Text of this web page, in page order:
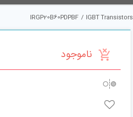
IGBT Transistors
/
IRGP20B60PDPBF
ناموجود